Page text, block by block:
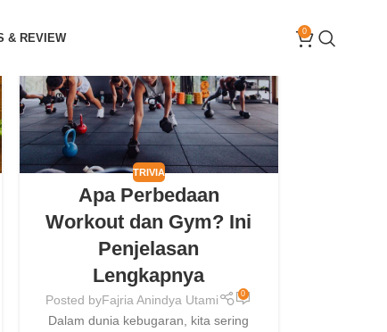
& REVIEW 0
13
MAY
TRIVIA
Apa Perbedaan
Workout dan Gym? Ini
Penjelasan
Lengkapnya
Posted byFajria Anindya Utami 0
Dalam dunia kebugaran, kita sering